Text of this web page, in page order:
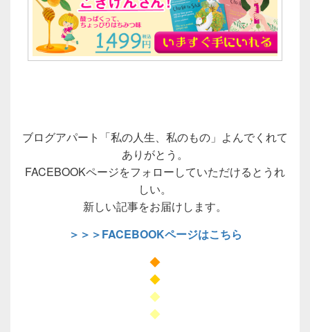
ブログアパート「私の人生、私のもの」よんでくれて
ありがとう。
FACEBOOKページをフォローしていただけるとうれ
しい。
新しい記事をお届けします。
＞＞＞FACEBOOKページはこちら
◆
◆
◆
◆